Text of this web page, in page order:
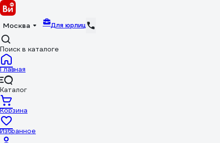
Москва Для юрлиц
Поиск в каталоге
Главная
Каталог
Корзина
Избранное